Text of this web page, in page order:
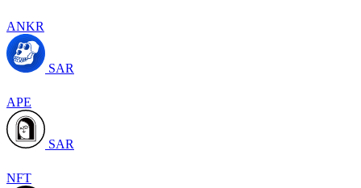
ANKR
SAR
APE
SAR
NFT